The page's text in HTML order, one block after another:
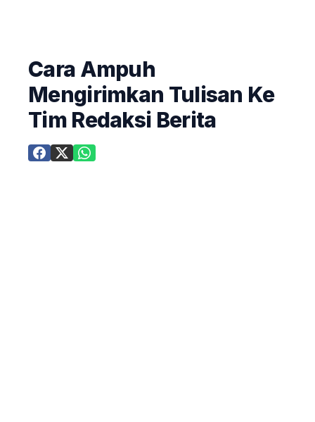
Cara Ampuh
Mengirimkan Tulisan Ke
Tim Redaksi Berita